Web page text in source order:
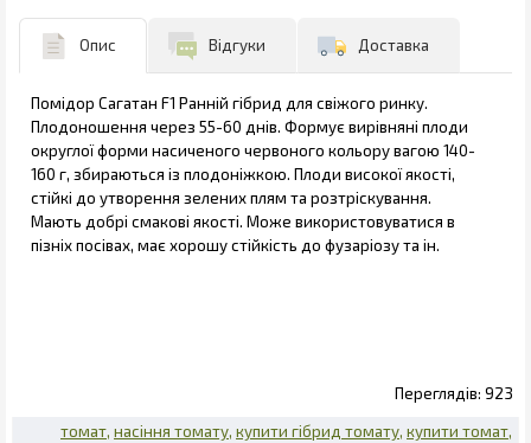
Опис Відгуки Доставка
Помідор Сагатан F1 Ранній гібрид для свіжого ринку.
Плодоношення через 55-60 днів. Формує вирівняні плоди
округлої форми насиченого червоного кольору вагою 140-
160 г, збираються із плодоніжкою. Плоди високої якості,
стійкі до утворення зелених плям та розтріскування.
Мають добрі смакові якості. Може використовуватися в
пізніх посівах, має хорошу стійкість до фузаріозу та ін.
923
томат насіння томату купити гібрид томату купити томат